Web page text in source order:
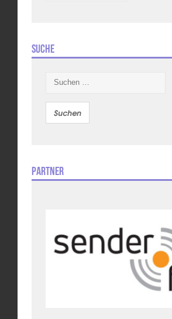
Suche
nach:
Partner